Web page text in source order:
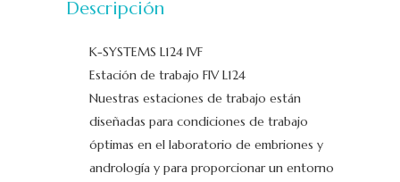
Descripción
K-SYSTEMS L124 IVF
Estación de trabajo FIV L124
Nuestras estaciones de trabajo están
diseñadas para condiciones de trabajo
óptimas en el laboratorio de embriones y
andrología y para proporcionar un entorno